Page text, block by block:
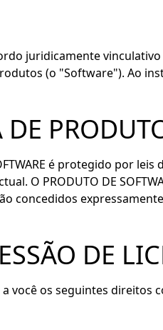
juridicamente
(o "Software"). Ao
é protegido por
O PRODUTO DE
concedidos
DE
a você os seguintes direitos